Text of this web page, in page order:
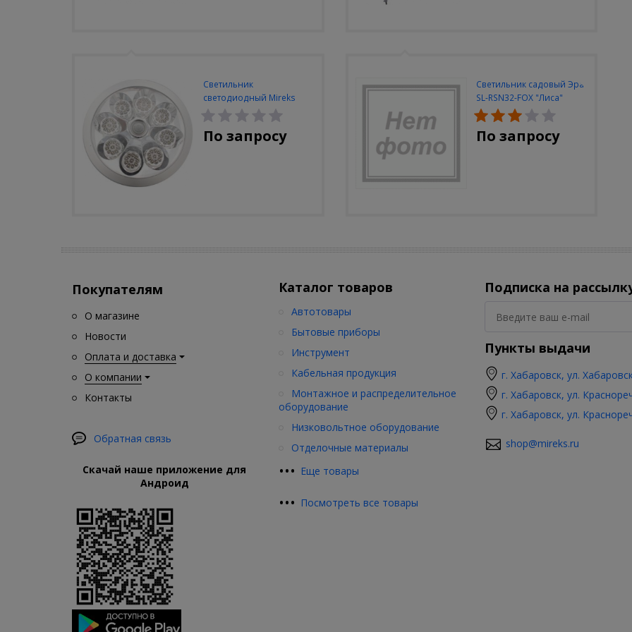
Светильник
светодиодный Mireks
С-310-80-S (5W/4000-
5000K/500lm/датчик
движения)
По запросу
Светильник садовый Эра
SL-RSN32-FOX "Лиса"
солн.бат, полистоун,
цветной, 32 см
По запросу
Покупателям
О магазине
Новости
Оплата и доставка
О компании
Контакты
Обратная связь
Скачай наше приложение для
Андроид
Каталог товаров
••• Еще товары
Автотовары
Бытовые приборы
Инструмент
Кабельная продукция
Монтажное и распределительное
оборудование
Низковольтное оборудование
Отделочные материалы
••• Посмотреть все товары
Подписка на
Пункты выдачи
г. Хабаровск, ул.
г. Хабаровск, ул.
г. Хабаровск, ул.
shop@mireks.ru